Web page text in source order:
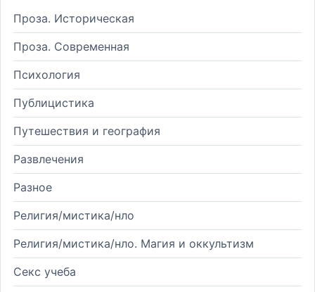
Проза. Историческая
Проза. Современная
Психология
Публицистика
Путешествия и география
Развлечения
Разное
Религия/мистика/нло
Религия/мистика/нло. Магия и оккультизм
Секс учеба